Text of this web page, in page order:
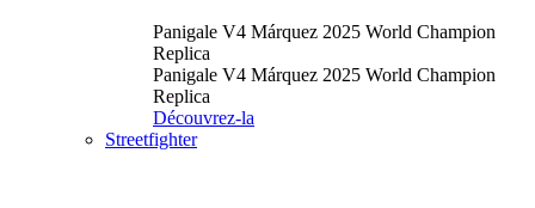
Panigale V4 Márquez 2025 World Champion
Replica
Panigale V4 Márquez 2025 World Champion
Replica
Découvrez-la
Streetfighter